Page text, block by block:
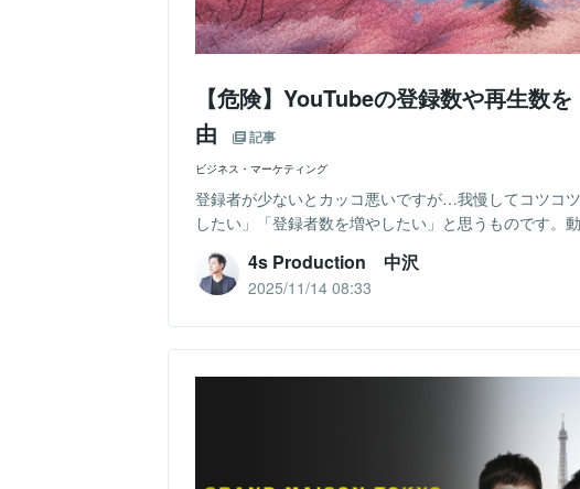
【危険】YouTubeの登録数や再生数
由
記事
ビジネス・マーケティング
登録者が少ないとカッコ悪いですが…我慢してコツコ
したい」「登録者数を増やしたい」と思うものです。
4s Production 中沢
2025/11/14 08:33